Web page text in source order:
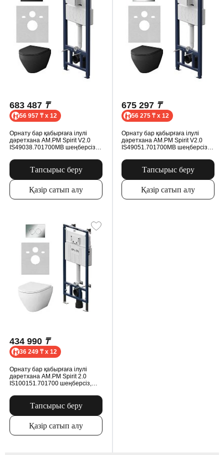
683 487 ₸
56 957 ₸ x 12
Орнату бар қабырғаға ілулі
дәретхана AM.PM Spirit V2.0
IS49038.701700MB шеңберсіз,
пневматикалық батырмасымен,
Тапсырыс беру
Қазір сатып алу
675 297 ₸
56 275 ₸ x 12
Орнату бар қабырғаға ілулі
дәретхана AM.PM Spirit V2.0
IS49051.701700MB шеңберсіз,
пневматикалық батырмасымен,
Тапсырыс беру
Қазір сатып алу
434 990 ₸
36 249 ₸ x 12
Орнату бар қабырғаға ілулі
дәретхана AM.PM Spirit 2.0
IS100151.701700 шеңберсіз,
механикалық батырмасымен, ақ
Тапсырыс беру
Қазір сатып алу